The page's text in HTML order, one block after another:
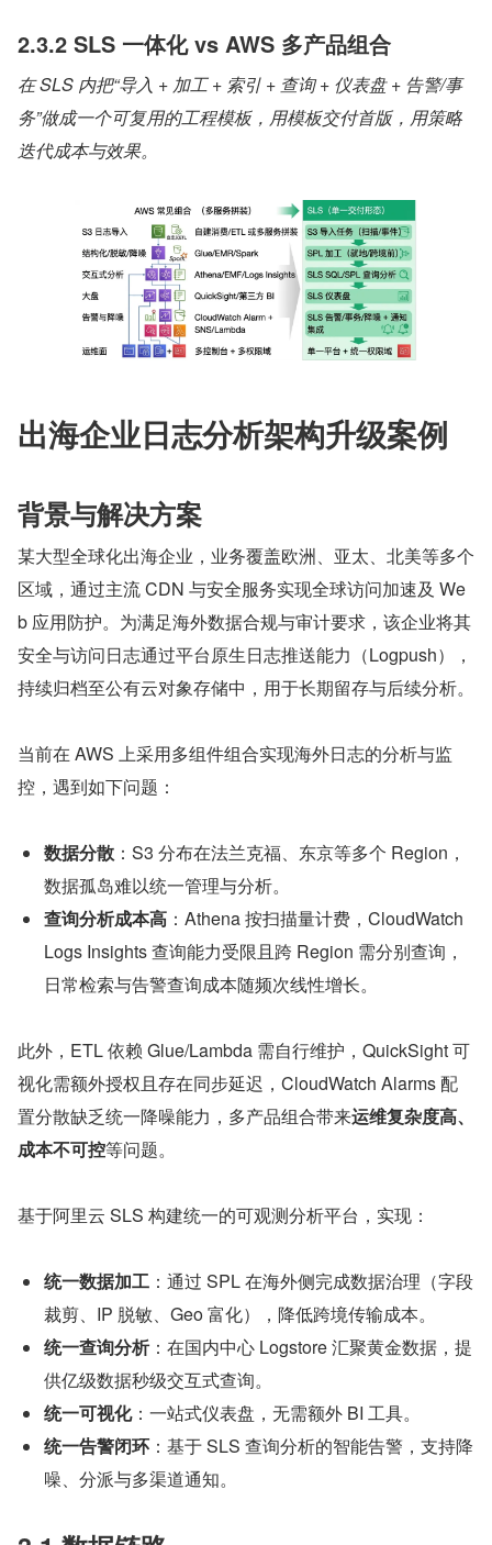
2.3.2 SLS 一体化 vs AWS 多产品组合
在 SLS 内把“导入 + 加工 + 索引 + 查询 + 仪表盘 + 告警/事
务”做成一个可复用的工程模板，用模板交付首版，用策略
迭代成本与效果。
出海企业日志分析架构升级案例
背景与解决方案
某大型全球化出海企业，业务覆盖欧洲、亚太、北美等多个
区域，通过主流 CDN 与安全服务实现全球访问加速及 We
b 应用防护。为满足海外数据合规与审计要求，该企业将其
安全与访问日志通过平台原生日志推送能力（Logpush），
持续归档至公有云对象存储中，用于长期留存与后续分析。
当前在 AWS 上采用多组件组合实现海外日志的分析与监
控，遇到如下问题：
数据分散 ：S3 分布在法兰克福、东京等多个 Region，
数据孤岛难以统一管理与分析。
查询分析成本高 ：Athena 按扫描量计费，CloudWatch
Logs Insights 查询能力受限且跨 Region 需分别查询，
日常检索与告警查询成本随频次线性增长。
此外，ETL 依赖 Glue/Lambda 需自行维护，QuickSight 可
视化需额外授权且存在同步延迟，CloudWatch Alarms 配
置分散缺乏统一降噪能力，多产品组合带来运维复杂度高、
成本不可控等问题。
基于阿里云 SLS 构建统一的可观测分析平台，实现：
统一数据加工 ：通过 SPL 在海外侧完成数据治理（字段
裁剪、IP 脱敏、Geo 富化），降低跨境传输成本。
统一查询分析：在国内中心 Logstore 汇聚黄金数据，提
供亿级数据秒级交互式查询。
统一可视化：一站式仪表盘，无需额外 BI 工具。
统一告警闭环：基于 SLS 查询分析的智能告警，支持降
噪、分派与多渠道通知。